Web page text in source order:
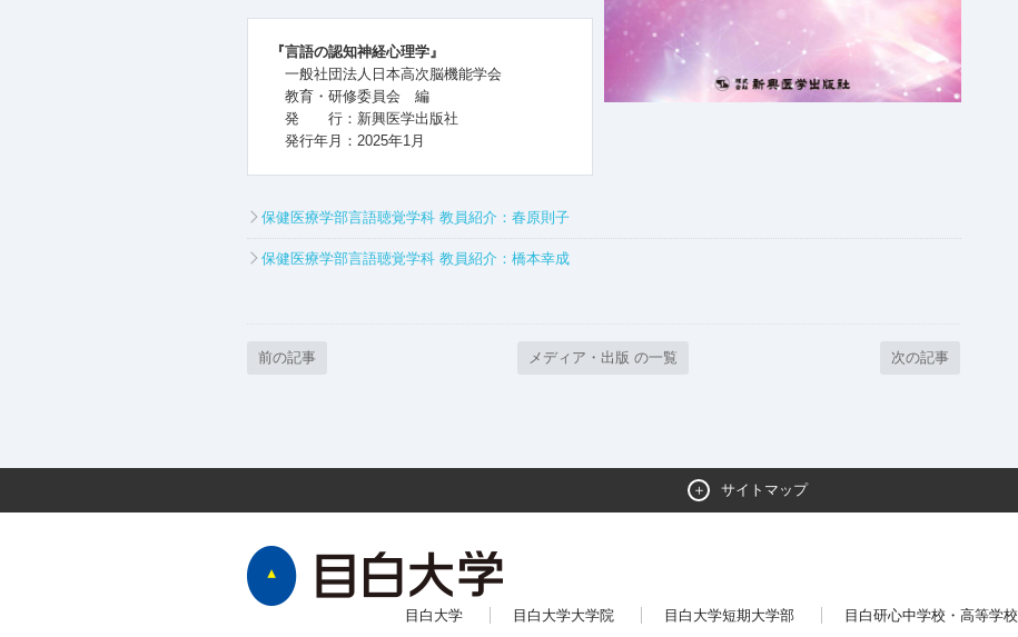
『言語の認知神経心理学』
一般社団法人日本高次脳機能学会
教育・研修委員会 編
発 行：新興医学出版社
発行年月：2025年1月
保健医療学部言語聴覚学科 教員紹介：春原則子
保健医療学部言語聴覚学科 教員紹介：橋本幸成
前の記事 メディア・出版 の一覧 次の記事
サイトマップ
目白大学 目白大学大学院 目白大学短期大学部 目白研心中学校・高等学校